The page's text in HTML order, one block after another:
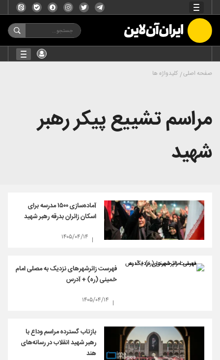
صفحه اصلی کلیدواژه ها
مراسم تشییع پیکر رهبر
شهید
آماده‌سازی ۱۵۰۰ مدرسه برای
اسکان زائران بدرقه رهبر شهید
۱۴۰۵/۰۴/۱۴
فهرست زائرشهرهای نزدیک به مصلی امام
خمینی (ره) + آدرس
۱۴۰۵/۰۴/۱۴
بازتاب گسترده مراسم وداع با
رهبر شهید انقلاب در رسانه‌های
هند